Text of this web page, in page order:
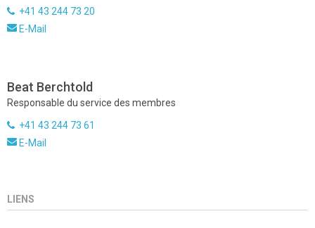
+41 43 244 73 20
E-Mail
Beat Berchtold
Responsable du service des membres
+41 43 244 73 61
E-Mail
LIENS